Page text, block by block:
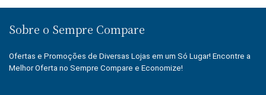
Sobre o Sempre Compare
Ofertas e Promoções de Diversas Lojas em um Só Lugar! Encontre a
Melhor Oferta no Sempre Compare e Economize!